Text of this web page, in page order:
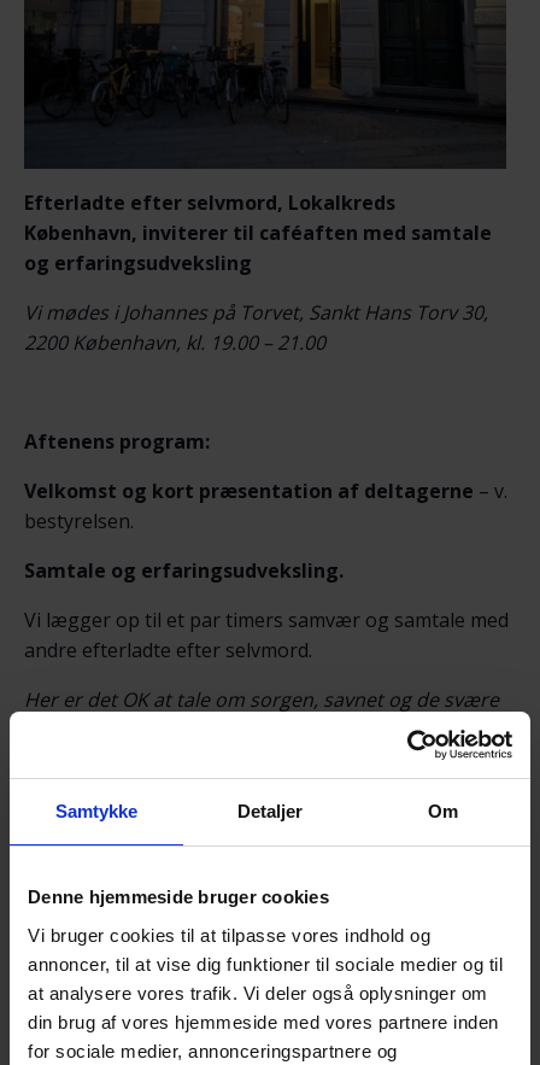
Samtykke Detaljer Om
Denne hjemmeside bruger cookies
Vi bruger cookies til at tilpasse vores indhold og
annoncer, til at vise dig funktioner til sociale medier og til
at analysere vores trafik. Vi deler også oplysninger om
din brug af vores hjemmeside med vores partnere inden
for sociale medier, annonceringspartnere og
Efterladte efter selvmord, Lokalkreds
København, inviterer til caféaften med samtale
og erfaringsudveksling
Vi mødes i Johannes på Torvet, Sankt Hans Torv 30,
2200 København, kl. 19.00 – 21.00
Aftenens program:
Velkomst og kort præsentation af deltagerne – v.
bestyrelsen.
Samtale og erfaringsudveksling.
Vi lægger op til et par timers samvær og samtale med
andre efterladte efter selvmord.
Her er det OK at tale om sorgen, savnet og de svære
Det der tales om, er i fortrolighed mellem deltagerne.
Til mødet byder vi på en kop kaffe/te med lidt sødt
eller sundt til.
Afrunding – Farvel og tak for i aften.
NB! – Tilmelding senest søndag 23. august kl. 18.00
via NemTilmeld:
https://efterladte.nemtilmeld.dk/628/
Alle er velkomne!